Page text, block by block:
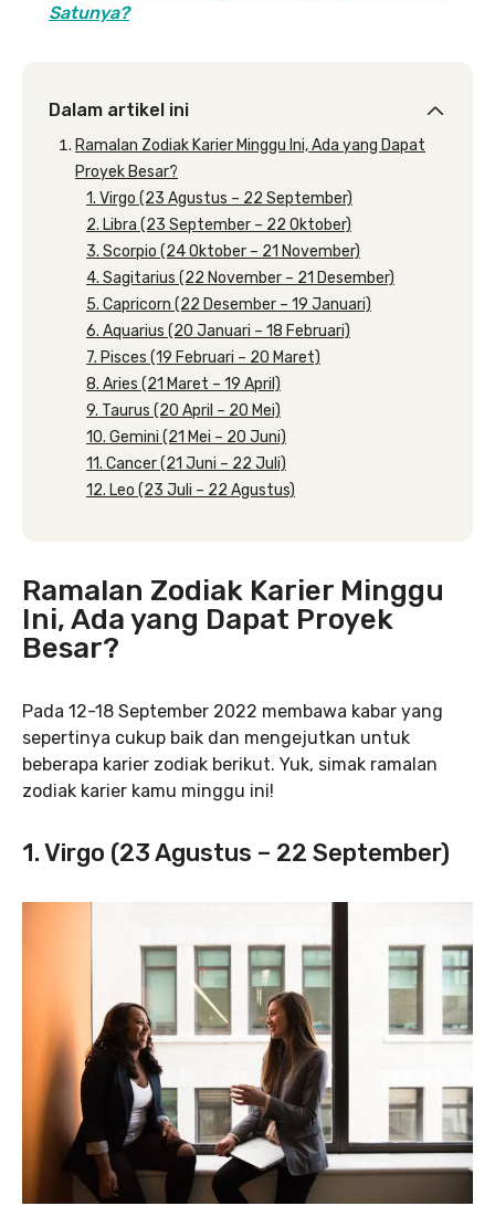
Satunya?
Dalam artikel ini
Ramalan Zodiak Karier Minggu Ini, Ada yang Dapat
Proyek Besar?
1. Virgo (23 Agustus – 22 September)
2. Libra (23 September – 22 Oktober)
3. Scorpio (24 Oktober – 21 November)
4. Sagitarius (22 November – 21 Desember)
5. Capricorn (22 Desember – 19 Januari)
6. Aquarius (20 Januari – 18 Februari)
7. Pisces (19 Februari – 20 Maret)
8. Aries (21 Maret – 19 April)
9. Taurus (20 April – 20 Mei)
10. Gemini (21 Mei – 20 Juni)
11. Cancer (21 Juni – 22 Juli)
12. Leo (23 Juli – 22 Agustus)
Ramalan Zodiak Karier Minggu
Ini, Ada yang Dapat Proyek
Besar?
Pada 12-18 September 2022 membawa kabar yang
sepertinya cukup baik dan mengejutkan untuk
beberapa karier zodiak berikut. Yuk, simak ramalan
zodiak karier kamu minggu ini!
1. Virgo (23 Agustus – 22 September)